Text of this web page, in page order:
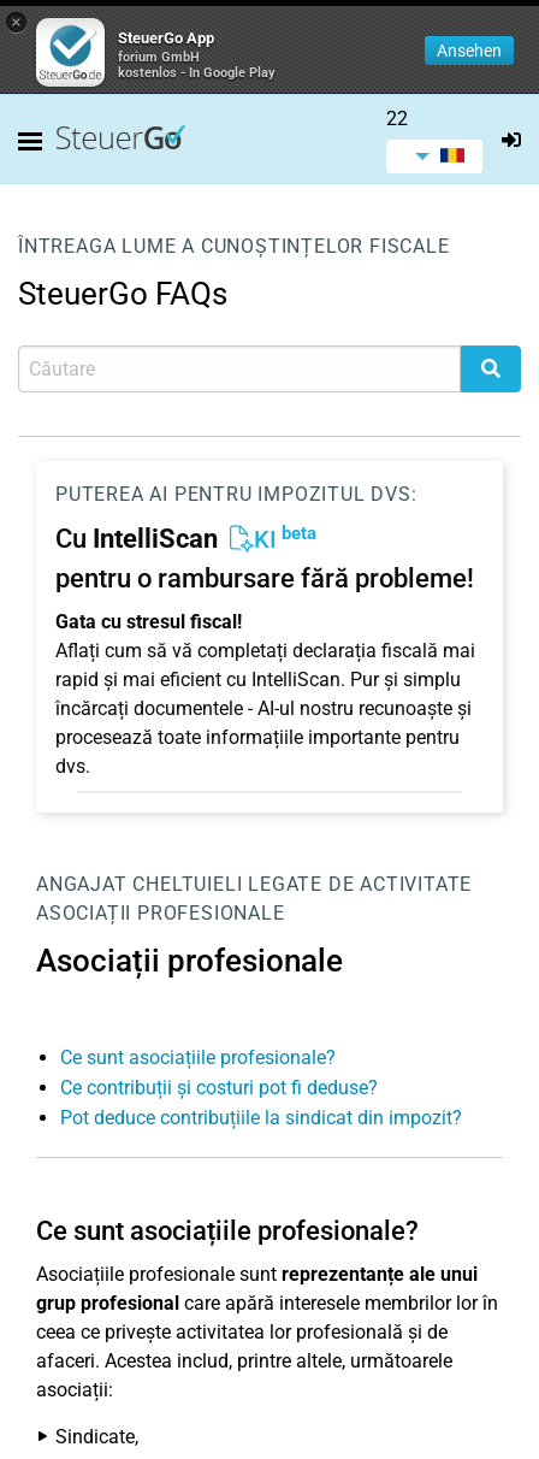
×
SteuerGo App
forium GmbH
kostenlos - In Google Play
Ansehen
22
ÎNTREAGA LUME A CUNOȘTINȚELOR FISCALE
SteuerGo FAQs
PUTEREA AI PENTRU IMPOZITUL DVS:
Cu IntelliScan KI beta
pentru o rambursare fără probleme!
Gata cu stresul fiscal!
Aflați cum să vă completați declarația fiscală mai
rapid și mai eficient cu IntelliScan. Pur și simplu
încărcați documentele - AI-ul nostru recunoaște și
procesează toate informațiile importante pentru
dvs.
ANGAJAT CHELTUIELI LEGATE DE ACTIVITATE
ASOCIAȚII PROFESIONALE
Asociații profesionale
Ce sunt asociațiile profesionale?
Ce contribuții și costuri pot fi deduse?
Pot deduce contribuțiile la sindicat din impozit?
Ce sunt asociațiile profesionale?
Asociațiile profesionale sunt reprezentanțe ale unui
grup profesional care apără interesele membrilor lor în
ceea ce privește activitatea lor profesională și de
afaceri. Acestea includ, printre altele, următoarele
asociații:
Sindicate,